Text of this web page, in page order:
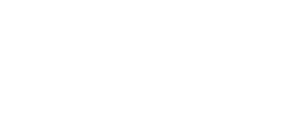
на